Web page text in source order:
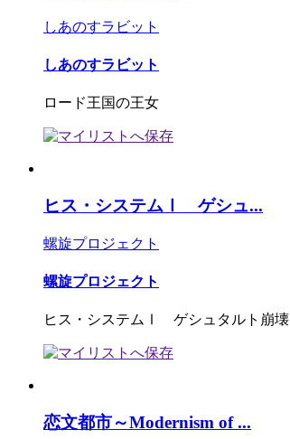
しあのすラビット
しあのすラビット
ロード王国の王女
ヒス・システムⅠ ゲシュ...
螺旋プロジェクト
螺旋プロジェクト
ヒス・システムⅠ ゲシュタルト崩壊
恋文都市～Modernism of ...